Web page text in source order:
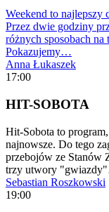
Weekend to najlepszy
Przez dwie godziny
różnych sposobach
Pokazujemy…
Anna Łukaszek
17:00
HIT-SOBOTA
Hit-Sobota to
najnowsze. Do tego
przebojów ze Stanów
trzy utwory
Sebastian Roszkowski
19:00